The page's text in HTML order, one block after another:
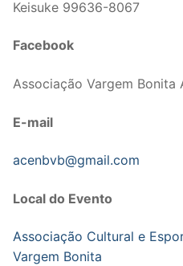
Keisuke 99636-8067
Facebook
Associação Vargem Bonita
E-mail
acenbvb@gmail.com
Local do Evento
Associação Cultural e
Vargem Bonita